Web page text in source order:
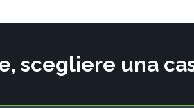
scegliere una